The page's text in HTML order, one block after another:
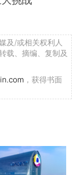
及/或相关权利人
载、摘编、复制及
，获得书面